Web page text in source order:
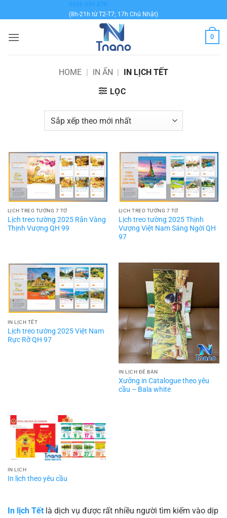
qua
dung
0936 999 878
(8h-21h từ T2-T7; 17h Chủ Nhật)
0
HOME | IN ẤN | IN LỊCH TẾT
LỌC
LỊCH TREO TƯỜNG 7 TỜ
Lịch treo tường 2025 Rắn Vàng
Thịnh Vượng QH 99
LỊCH TREO TƯỜNG 7 TỜ
Lịch treo tường 2025 Thịnh
Vượng Việt Nam Sáng Ngời QH
97
IN LỊCH TẾT
Lịch treo tường 2025 Việt Nam
Rực Rỡ QH 97
IN LỊCH ĐỂ BÀN
Xưởng in Catalogue theo yêu
cầu – Bala white
IN LỊCH
In lịch theo yêu cầu
In lịch Tết là dịch vụ được rất nhiều người tìm kiếm vào dịp